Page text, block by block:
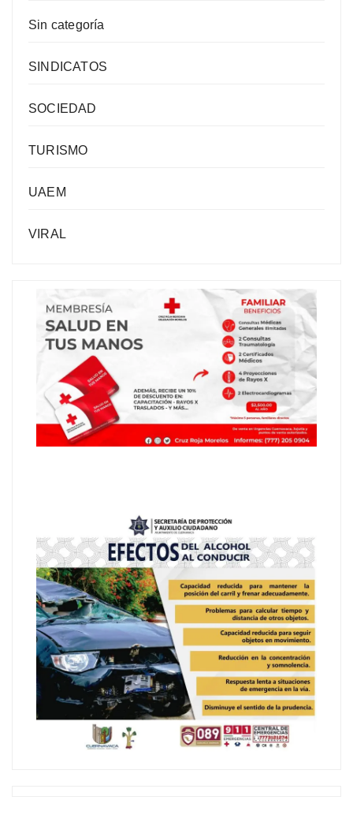
Sin categoría
SINDICATOS
SOCIEDAD
TURISMO
UAEM
VIRAL